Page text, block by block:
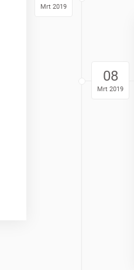
Mrt 2019
08
Mrt 2019